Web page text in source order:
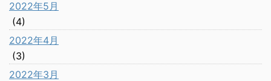
2022年5月
(4)
2022年4月
(3)
2022年3月